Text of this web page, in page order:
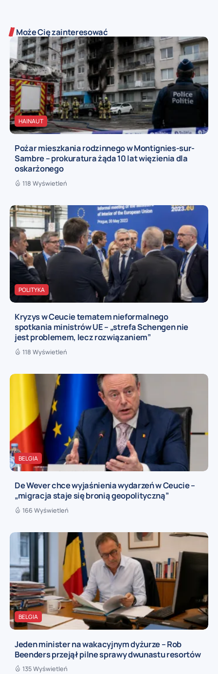
Może Cię zainteresować
HAINAUT
Pożar mieszkania rodzinnego w Montignies-sur-
Sambre – prokuratura żąda 10 lat więzienia dla
oskarżonego
118 Wyświetleń
POLITYKA
Kryzys w Ceucie tematem nieformalnego
spotkania ministrów UE – „strefa Schengen nie
jest problemem, lecz rozwiązaniem”
118 Wyświetleń
BELGIA
De Wever chce wyjaśnienia wydarzeń w Ceucie –
„migracja staje się bronią geopolityczną”
166 Wyświetleń
BELGIA
Jeden minister na wakacyjnym dyżurze – Rob
Beenders przejął pilne sprawy dwunastu resortów
135 Wyświetleń